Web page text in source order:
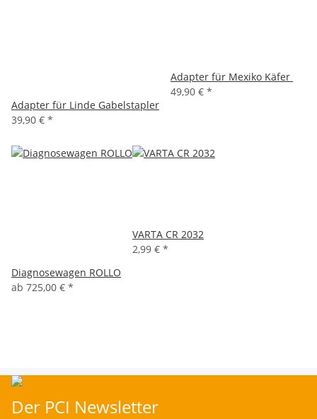
Adapter für Linde Gabelstapler
39,90 € *
Adapter für Mexiko Käfer
49,90 € *
Diagnosewagen ROLLO
ab 725,00 € *
VARTA CR 2032
2,99 € *
Der PCI Newsletter